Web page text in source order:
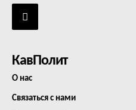
КавПолит
О нас
Связаться с нами